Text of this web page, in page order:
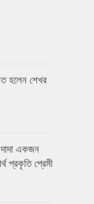
হলেন শেখর
একজন
প্রকৃতি প্রেমী